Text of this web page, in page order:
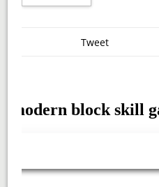
Tweet